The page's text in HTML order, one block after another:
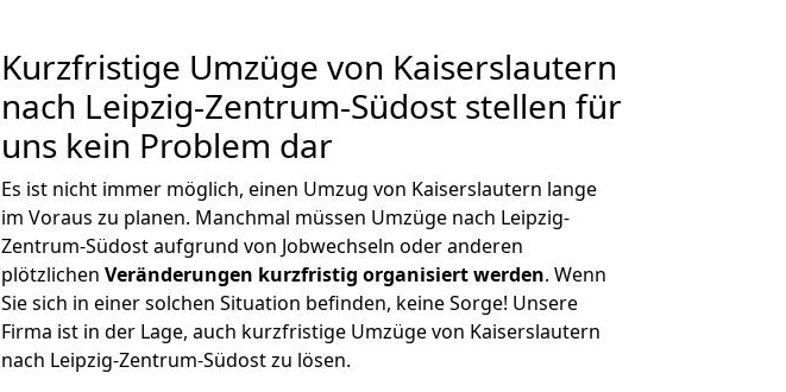
Kurzfristige Umzüge von Kaiserslautern
nach Leipzig-Zentrum-Südost stellen für
uns kein Problem dar
Es ist nicht immer möglich, einen Umzug von Kaiserslautern lange
im Voraus zu planen. Manchmal müssen Umzüge nach Leipzig-
Zentrum-Südost aufgrund von Jobwechseln oder anderen
plötzlichen Veränderungen kurzfristig organisiert werden. Wenn
Sie sich in einer solchen Situation befinden, keine Sorge! Unsere
Firma ist in der Lage, auch kurzfristige Umzüge von Kaiserslautern
nach Leipzig-Zentrum-Südost zu lösen.